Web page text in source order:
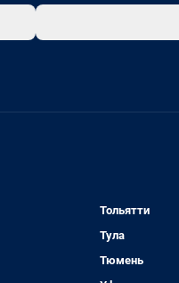
Тольятти
Тула
Тюмень